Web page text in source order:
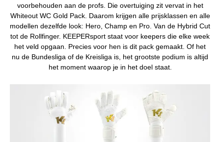
voorbehouden aan de profs. Die overtuiging zit vervat in het
Whiteout WC Gold Pack. Daarom krijgen alle prijsklassen en alle
modellen dezelfde look: Hero, Champ en Pro. Van de Hybrid Cut
tot de Rollfinger. KEEPERsport staat voor keepers die elke week
het veld opgaan. Precies voor hen is dit pack gemaakt. Of het
nu de Bundesliga of de Kreisliga is, het grootste podium is altijd
het moment waarop je in het doel staat.